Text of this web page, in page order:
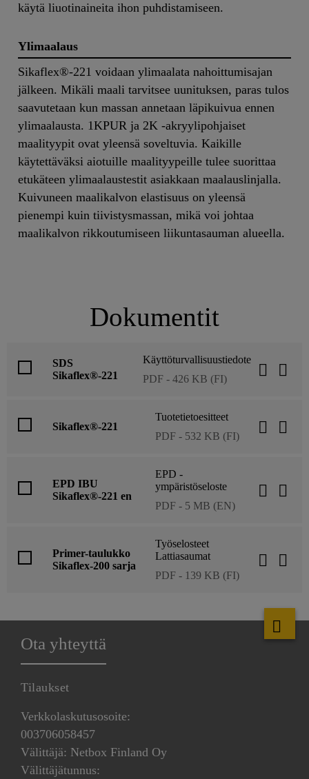
käytä liuotinaineita ihon puhdistamiseen.
Ylimaalaus
Sikaflex®-221 voidaan ylimaalata nahoittumisajan
jälkeen. Mikäli maali tarvitsee uunituksen, paras tulos
saavutetaan kun massan annetaan läpikuivua ennen
ylimaalausta. 1KPUR ja 2K -akryylipohjaiset
maalityypit ovat yleensä soveltuvia. Kaikille
käytettäväksi aiotuille maalityypeille tulee suorittaa
etukäteen ylimaalaustestit asiakkaan maalauslinjalla.
Kuivuneen maalikalvon elastisuus on yleensä
pienempi kuin tiivistysmassan, mikä voi johtaa
maalikalvon rikkoutumiseen liikuntasauman alueella.
Dokumentit
SDS
Sikaflex®-221
Käyttöturvallisuustiedote
PDF - 426 KB (FI)
Sikaflex®-221
Tuotetietoesitteet
PDF - 532 KB (FI)
EPD IBU
Sikaflex®-221 en
EPD -
ympäristöseloste
PDF - 5 MB (EN)
Primer-taulukko
Sikaflex-200 sarja
Työselosteet
Lattiasaumat
PDF - 139 KB (FI)
Ota yhteyttä
Tilaukset
Verkkolaskutusosoite:
003706058457
Välittäjä: Netbox Finland Oy
Välittäjätunnus: